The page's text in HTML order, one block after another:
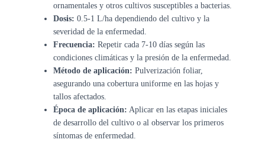
ornamentales y otros cultivos susceptibles a bacterias.
Dosis: 0.5-1 L/ha dependiendo del cultivo y la
severidad de la enfermedad.
Frecuencia: Repetir cada 7-10 días según las
condiciones climáticas y la presión de la enfermedad.
Método de aplicación: Pulverización foliar,
asegurando una cobertura uniforme en las hojas y
tallos afectados.
Época de aplicación: Aplicar en las etapas iniciales
de desarrollo del cultivo o al observar los primeros
síntomas de enfermedad.